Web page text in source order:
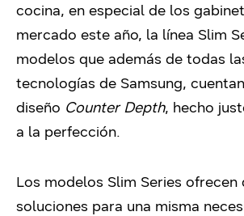
cocina, en especial de los
mercado este año, la línea Slim
modelos que además de todas
tecnologías de Samsung,
diseño Counter Depth, hecho
a la perfección.
Los modelos Slim Series ofrecen
soluciones para una misma